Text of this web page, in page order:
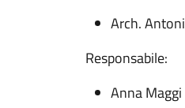
Arch.
Responsabile:
Anna Maggi